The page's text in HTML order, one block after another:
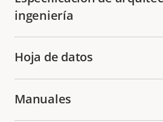
ingeniería
Hoja de datos
Manuales